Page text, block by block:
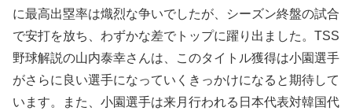
に最高出塁率は熾烈な争いでしたが、シーズン終盤の試合
で安打を放ち、わずかな差でトップに躍り出ました。TSS
野球解説の山内泰幸さんは、このタイトル獲得は小園選手
がさらに良い選手になっていくきっかけになると期待して
います。また、小園選手は来月行われる日本代表対韓国代